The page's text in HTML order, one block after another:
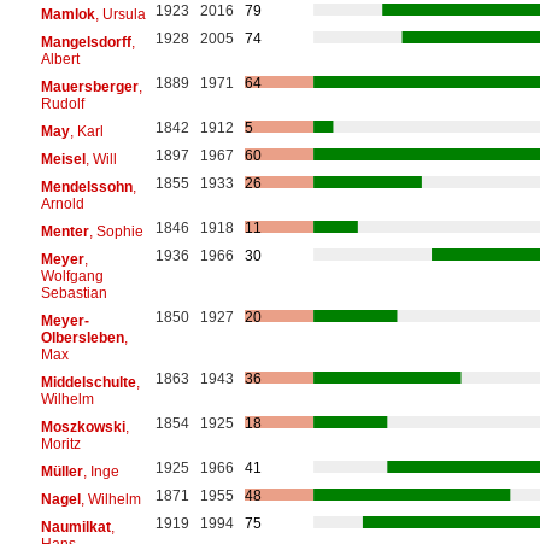
Mamlok, Ursula 1923 2016
79
Mangelsdorff,
Albert
1928 2005 74
Mauersberger,
Rudolf
1889 1971 64
May, Karl 1842 1912
5
Meisel, Will 1897 1967
60
Mendelssohn,
Arnold
1855 1933 26
Menter, Sophie 1846 1918
11
Meyer,
Wolfgang
Sebastian
1936 1966 30
Meyer-
Olbersleben,
Max
1850 1927 20
Middelschulte,
Wilhelm
1863 1943 36
Moszkowski,
Moritz
1854 1925 18
Müller, Inge 1925 1966
41
Nagel, Wilhelm 1871 1955
48
Naumilkat,
1919 1994 75